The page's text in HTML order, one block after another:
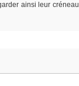
ainsi leur créneau